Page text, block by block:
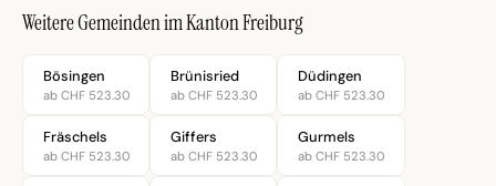
Weitere Gemeinden im Kanton Freiburg
Bösingen
ab CHF 523.30
Brünisried
ab CHF 523.30
Düdingen
ab CHF 523.30
Fräschels
ab CHF 523.30
Giffers
ab CHF 523.30
Gurmels
ab CHF 523.30